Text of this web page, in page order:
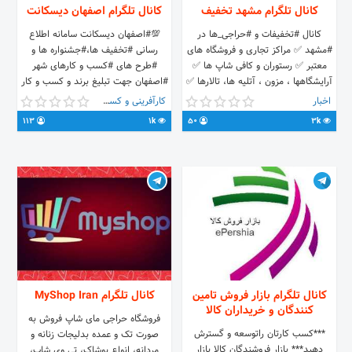
کانال تلگرام مشهد تخفیف
کانال #تخفیفات و #حراجی_ها در
#مشهد ✅ مراکز تجاری و فروشگاه های
معتبر ✅ رستوران و کافی شاپ ها ✅
آرایشگاهها ، مزون ، آتلیه ها، تالارها ✅
آژانس های مسافرتی
اخبار
3k
کانال تلگرام اصفهان دیسکانت
💯#اصفهان دیسکانت سامانه اطلاع
رسانی #تخفیف ها،#جشنواره ها و
#طرح های #کسب و کارهای شهر
#اصفهان جهت تبلیغ برند و کسب و کار
خودتون با ما در تماس باشید.
www.esfahan-discount.ir تبلیغ و
تبادل: @isfahan_manager
کارآفرینی و کسب و کار
1k
کانال تلگرام بازار فروش تامین
کنندگان و خریداران کالا
***کسب کارتان راتوسعه و گسترش
کانال تلگرام MyShop Iran
فروشگاه حراجی مای شاپ فروش به
صورت تک و عمده بدلیجات زنانه و